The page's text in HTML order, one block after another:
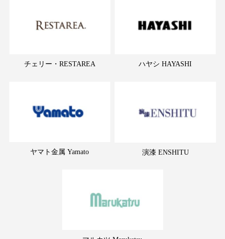
チェリー・RESTAREA ハヤシ HAYASHI
ヤマト金属 Yamato 演漆 ENSHITU